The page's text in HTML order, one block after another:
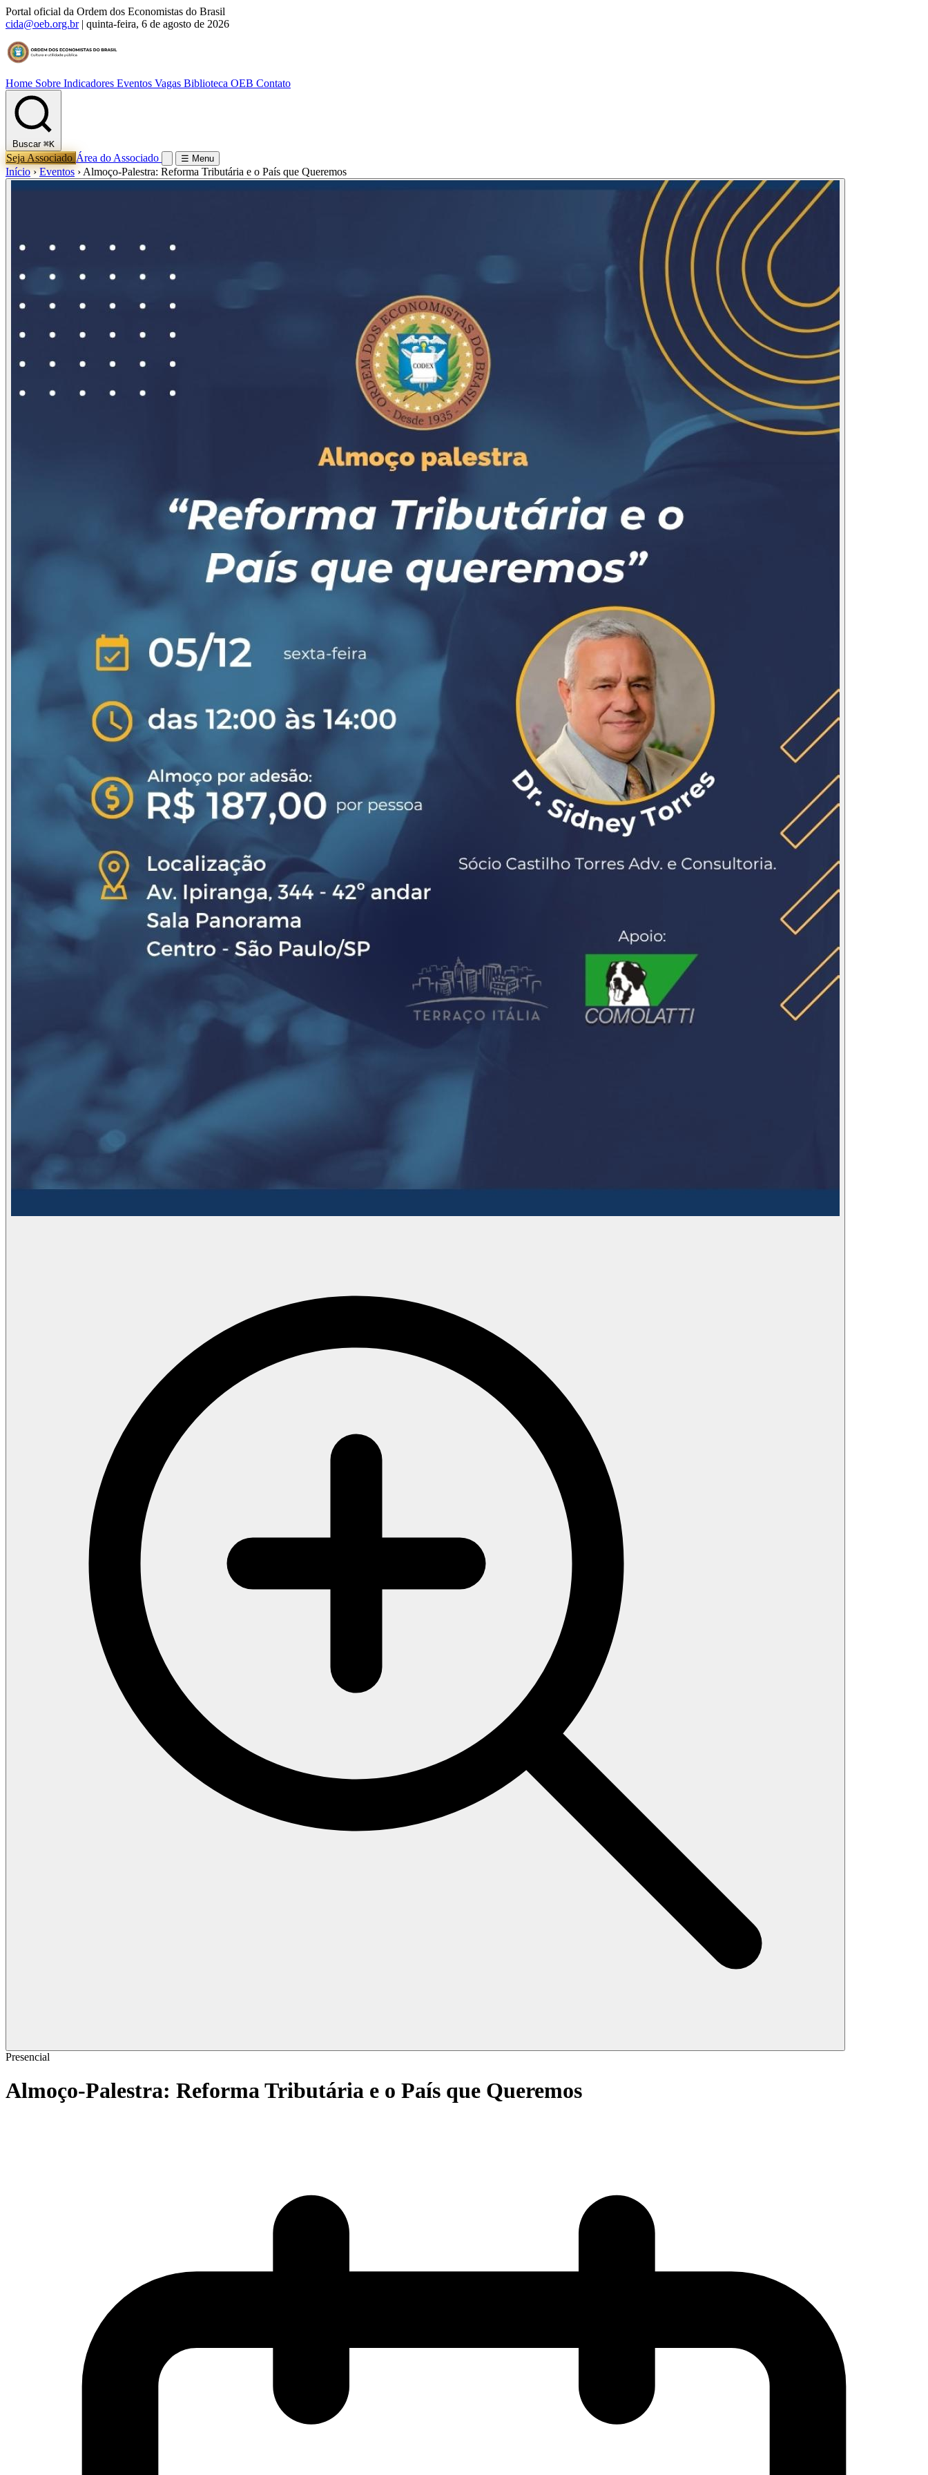
Portal oficial da Ordem dos Economistas do Brasil
cida@oeb.org.br | quinta-feira, 6 de agosto de 2026
Home Sobre Indicadores Eventos Vagas Biblioteca OEB Contato
Buscar ⌘K
Seja AssociadoÁrea do Associado ☰ Menu
Início › Eventos › Almoço-Palestra: Reforma Tributária e o País que Queremos
Presencial
Almoço-Palestra: Reforma Tributária e o País que Queremos